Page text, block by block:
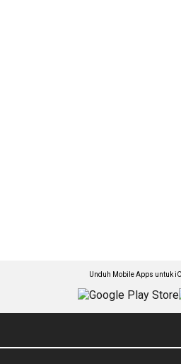
Unduh Mobile Apps untuk